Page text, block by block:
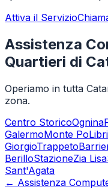
Attiva il Servizio
Assistenza
Quartieri di
Operiamo in tutta
zona.
Centro StoricoOgnina
GalermoMonte Po
GiorgioTrappeto
BerilloStazioneZia Lisa
Sant'Agata
← Assistenza